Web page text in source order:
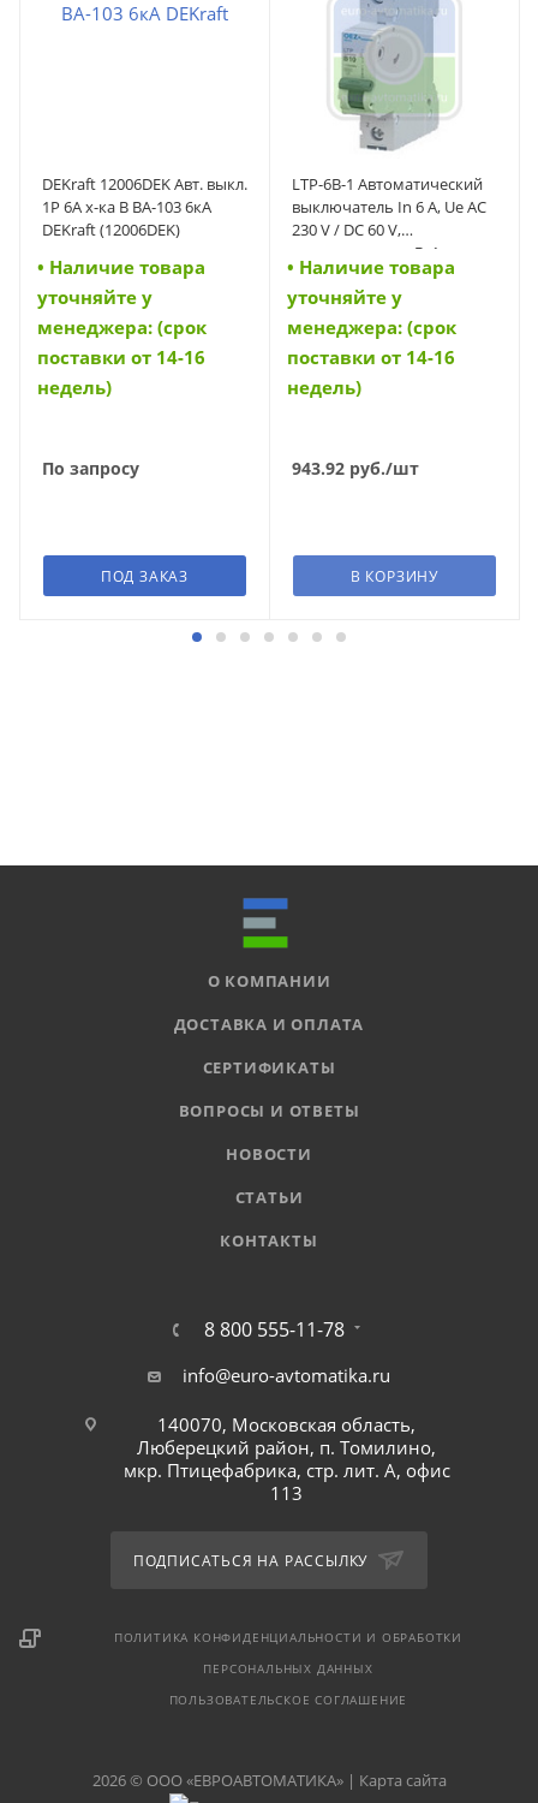
DEKraft 12006DEK Авт. выкл.
1Р 6А х-ка B ВА-103 6кА
DEKraft (12006DEK)
• Наличие товара
уточняйте у
менеджера: (срок
поставки от 14-16
недель)
По запросу
ПОД ЗАКАЗ
LTP-6B-1 Автоматический
выключатель In 6 A, Ue AC
230 V / DC 60 V,
характеристика B, 1-полюс,
Icn 6 kA (42192)
• Наличие товара
уточняйте у
менеджера: (срок
поставки от 14-16
недель)
943.92 руб./шт
В КОРЗИНУ
О КОМПАНИИ
ДОСТАВКА И ОПЛАТА
СЕРТИФИКАТЫ
ВОПРОСЫ И ОТВЕТЫ
НОВОСТИ
СТАТЬИ
КОНТАКТЫ
8 800 555-11-78
info@euro-avtomatika.ru
140070, Московская область,
Люберецкий район, п. Томилино,
мкр. Птицефабрика, стр. лит. А, офис
113
ПОДПИСАТЬСЯ НА РАССЫЛКУ
ПОЛИТИКА КОНФИДЕНЦИАЛЬНОСТИ И ОБРАБОТКИ
ПЕРСОНАЛЬНЫХ ДАННЫХ
ПОЛЬЗОВАТЕЛЬСКОЕ СОГЛАШЕНИЕ
2026 © ООО «ЕВРОАВТОМАТИКА» | Карта сайта